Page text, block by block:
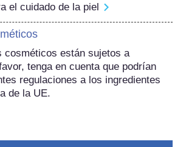
el cuidado de la piel
cosméticos están sujetos a
tenga en cuenta que podrían
regulaciones a los ingredientes
de la UE.